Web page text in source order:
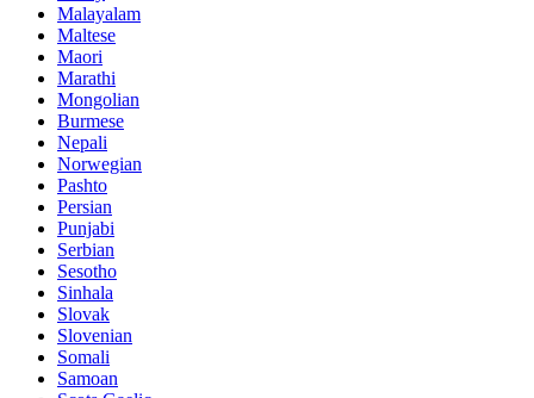
Malayalam
Maltese
Maori
Marathi
Mongolian
Burmese
Nepali
Norwegian
Pashto
Persian
Punjabi
Serbian
Sesotho
Sinhala
Slovak
Slovenian
Somali
Samoan